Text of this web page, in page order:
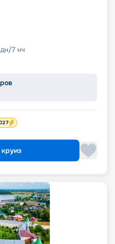
дн/7 нч